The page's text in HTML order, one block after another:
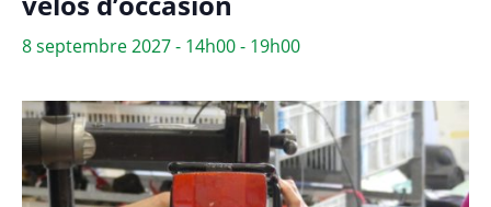
8 septembre 2027 - 14h00- 19h00